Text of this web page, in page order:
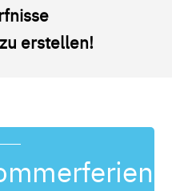
erstellen!